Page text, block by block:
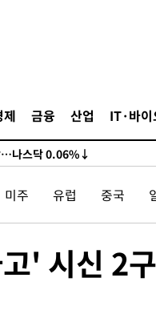
제 금융 산업 IT·바이
…나스닥 0.06%↓
미주 유럽 중국
' 시신 2